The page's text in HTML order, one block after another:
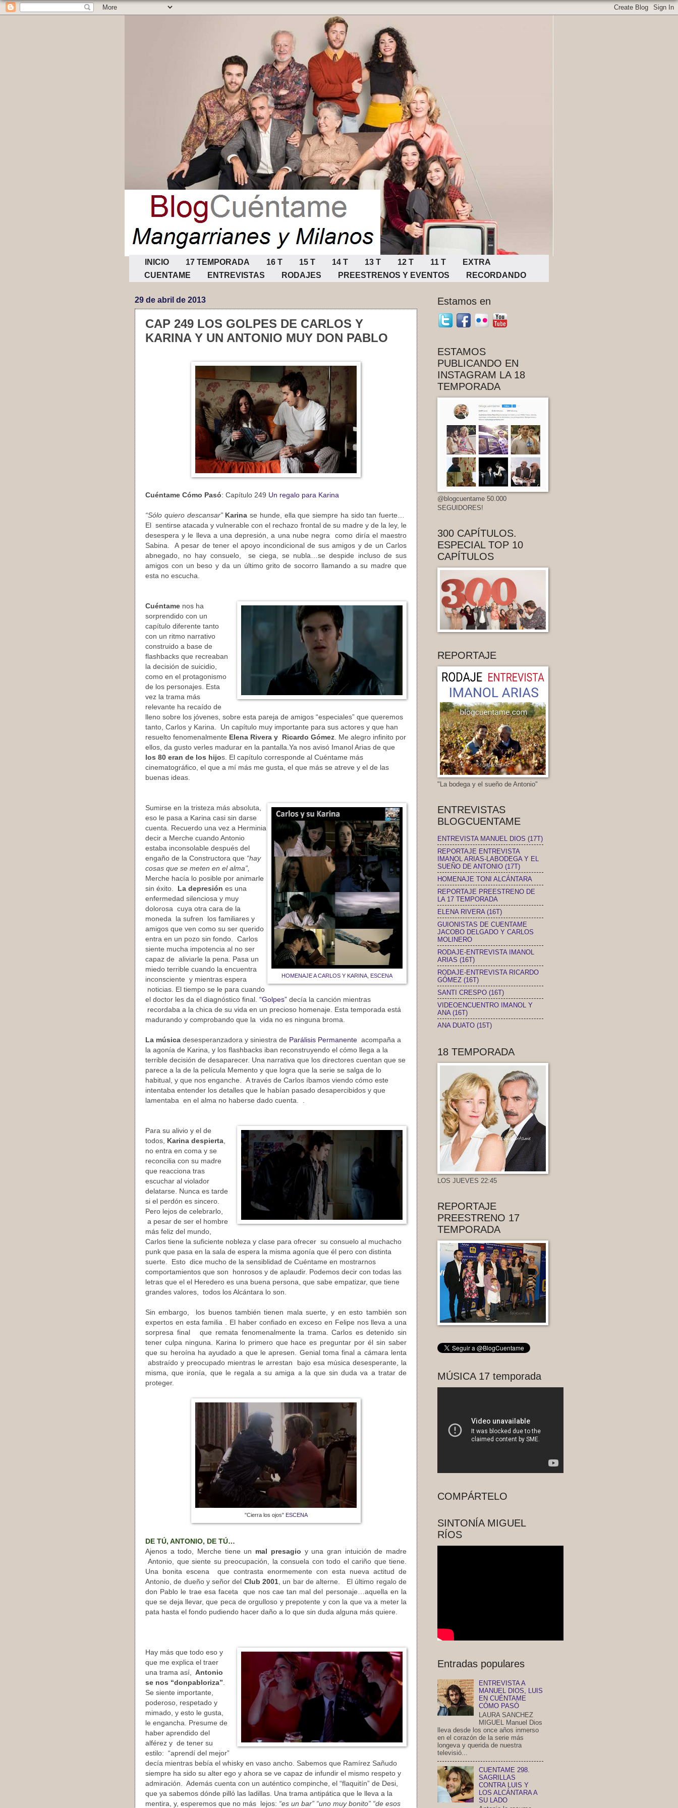
INICIO 17 TEMPORADA 16 T 15 T 14 T 13 T 12 T 11 T
EXTRA
CUENTAME
ENTREVISTAS RODAJES PREESTRENOS Y EVENTOS RECORDANDO
29 de abril de 2013
CAP 249 LOS GOLPES DE CARLOS Y
KARINA Y UN ANTONIO MUY DON PABLO
Cuéntame Cómo Pasó: Capítulo 249 Un regalo para Karina
“Sólo quiero descansar”Karina se hunde, ella que siempre ha sido tan fuerte…
El sentirse atacada y vulnerable con el rechazo frontal de su madre y de la ley, le
desespera y le lleva a una depresión, a una nube negra como diría el maestro
Sabina. A pesar de tener el apoyo incondicional de sus amigos y de un Carlos
abnegado, no hay consuelo, se ciega, se nubla…se despide incluso de sus
amigos con un beso y da un último grito de socorro llamando a su madre que
esta no escucha.
Cuéntame nos ha
sorprendido con un
capítulo diferente tanto
con un ritmo narrativo
construido a base de
flashbacks que recreaban
la decisión de suicidio,
como en el protagonismo
de los personajes. Esta
vez la trama más
relevante ha recaído de
lleno sobre los jóvenes, sobre esta pareja de amigos “especiales” que queremos
tanto, Carlos y Karina. Un capítulo muy importante para sus actores y que han
resuelto fenomenalmente Elena Rivera y Ricardo Gómez . Me alegro infinito por
ellos, da gusto verles madurar en la pantalla.Ya nos avisó Imanol Arias de que
los 80 eran de los hijos. El capítulo corresponde al Cuéntame más
cinematográfico, el que a mí más me gusta, el que más se atreve y el de las
buenas ideas.
HOMENAJE A CARLOS Y KARINA, ESCENA
Sumirse en la tristeza más absoluta,
eso le pasa a Karina casi sin darse
cuenta. Recuerdo una vez a Herminia
decir a Merche cuando Antonio
estaba inconsolable después del
engaño de la Constructora que “hay
cosas que se meten en el alma”,
Merche hacía lo posible por animarle
sin éxito.
La depresión es una
enfermedad silenciosa y muy
dolorosa cuya otra cara de la
moneda la sufren los familiares y
amigos que ven como su ser querido
entra en un pozo sin fondo. Carlos
siente mucha impotencia al no ser
capaz de aliviarle la pena. Pasa un
miedo terrible cuando la encuentra
inconsciente y mientras espera
noticias. El tiempo se le para cuando
el doctor les da el diagnóstico final. “Golpes” decía la canción mientras
recordaba a la chica de su vida en un precioso homenaje. Esta temporada está
madurando y comprobando que la vida no es ninguna broma.
La música desesperanzadora y siniestra de Parálisis Permanente acompaña a
la agonía de Karina, y los flashbacks iban reconstruyendo el cómo llega a la
terrible decisión de desaparecer. Una narrativa que los directores cuentan que se
parece a la de la película Memento y que logra que la serie se salga de lo
habitual, y que nos enganche. A través de Carlos íbamos viendo cómo este
intentaba entender los detalles que le habían pasado desapercibidos y que
lamentaba en el alma no haberse dado cuenta. .
Para su alivio y el de
todos,
Karina despierta
no entra en coma y se
reconcilia con su madre
que reacciona tras
escuchar al violador
delatarse. Nunca es tarde
si el perdón es sincero.
Pero lejos de celebrarlo,
a pesar de ser el hombre
más feliz del mundo,
Carlos tiene la suficiente nobleza y clase para ofrecer su consuelo al muchacho
punk que pasa en la sala de espera la misma agonía que él pero con distinta
suerte. Esto dice mucho de la sensiblidad de Cuéntame en mostrarnos
comportamientos que son honrosos y de aplaudir. Podemos decir con todas las
letras que el el Heredero es una buena persona, que sabe empatizar, que tiene
grandes valores, todos los Alcántara lo son.
Sin embargo, los buenos también tienen mala suerte, y en esto también son
expertos en esta familia . El haber confiado en exceso en Felipe nos lleva a una
sorpresa final que remata fenomenalmente la trama. Carlos es detenido sin
tener culpa ninguna. Karina lo primero que hace es preguntar por él sin saber
que su heroína ha ayudado a que le apresen. Genial toma final a cámara lenta
abstraído y preocupado mientras le arrestan bajo esa música desesperante, la
misma, que ironía, que le regala a su amiga a la que sin duda va a tratar de
proteger.
"Cierra los ojos" ESCENA
DE TÚ, ANTONIO, DE TÚ…
Ajenos a todo, Merche tiene un mal presagio y una gran intuición de madre
Antonio, que siente su preocupación, la consuela con todo el cariño que tiene.
Una bonita escena
que contrasta enormemente con esta nueva actitud de
Antonio, de dueño y señor del Club 2001 , un bar de alterne. El último regalo de
don Pablo le trae esa faceta que nos cae tan mal del personaje…aquella en la
que se deja llevar, que peca de orgulloso y prepotente y con la que va a meter la
pata hasta el fondo pudiendo hacer daño a lo que sin duda alguna más quiere.
Hay más que todo eso y
que me explica el traer
una trama así,
Antonio
se nos “donpabloriza”
Se siente importante,
poderoso, respetado y
mimado, y esto le gusta,
le engancha. Presume de
haber aprendido del
alférez y de tener su
estilo: “aprendí del mejor”
decía mientras bebía el whisky en vaso ancho. Sabemos que Ramírez Sañudo
siempre ha sido su alter ego y ahora se ve capaz de infundir el mismo respeto y
admiración. Además cuenta con un auténtico compinche, el “flaquitín” de Desi,
que ya sabemos dónde pilló las ladillas. Una trama antipática que le lleva a la
mentira, y, esperemos que no más lejos: “es un bar” “uno muy bonito” “de esos
Estamos en
ESTAMOS
PUBLICANDO EN
INSTAGRAM LA 18
TEMPORADA
@blogcuentame 50.000
SEGUIDORES!
300 CAPÍTULOS.
ESPECIAL TOP 10
CAPÍTULOS
REPORTAJE
"La bodega y el sueño de Antonio"
ENTREVISTAS
BLOGCUENTAME
ENTREVISTA MANUEL DIOS (17T)
REPORTAJE ENTREVISTA
IMANOL ARIAS-LABODEGA Y EL
SUEÑO DE ANTONIO (17T)
HOMENAJE TONI ALCÁNTARA
REPORTAJE PREESTRENO DE
LA 17 TEMPORADA
ELENA RIVERA (16T)
GUIONISTAS DE CUENTAME
JACOBO DELGADO Y CARLOS
MOLINERO
RODAJE-ENTREVISTA IMANOL
ARIAS (16T)
RODAJE-ENTREVISTA RICARDO
GÓMEZ (16T)
SANTI CRESPO (16T)
VIDEOENCUENTRO IMANOL Y
ANA (16T)
ANA DUATO (15T)
18 TEMPORADA
LOS JUEVES 22:45
REPORTAJE
PREESTRENO 17
TEMPORADA
MÚSICA 17 temporada
COMPÁRTELO
SINTONÍA MIGUEL
RÍOS
Entradas populares
ENTREVISTA A
MANUEL DIOS, LUIS
EN CUÉNTAME
CÓMO PASÓ
LAURA SANCHEZ
MIGUEL Manuel Dios
lleva desde los once años inmerso
en el corazón de la serie más
longeva y querida de nuestra
televisió...
CUENTAME 298.
SAGRILLAS
CONTRA LUIS Y
LOS ALCÁNTARA A
SU LADO